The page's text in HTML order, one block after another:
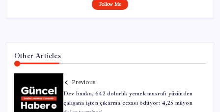
Follow Me
Other Articles
Previous
Dev banka, 642 dolarlık yemek masrafı yüzünden
çalışana işten çıkarma cezası ödüyor: 4,25 milyon